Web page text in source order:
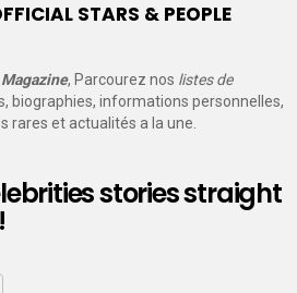
STARS & PEOPLE
, Parcourez nos listes de
biographies, informations personnelles,
rares et actualités a la une.
stories straight